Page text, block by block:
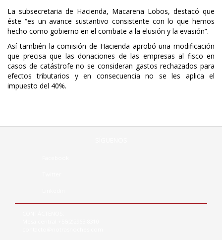
La subsecretaria de Hacienda, Macarena Lobos, destacó que
éste “es un avance sustantivo consistente con lo que hemos
hecho como gobierno en el combate a la elusión y la evasión”.
Así también la comisión de Hacienda aprobó una modificación
que precisa que las donaciones de las empresas al fisco en
casos de catástrofe no se consideran gastos rechazados para
efectos tributarios y en consecuencia no se les aplica el
impuesto del 40%.